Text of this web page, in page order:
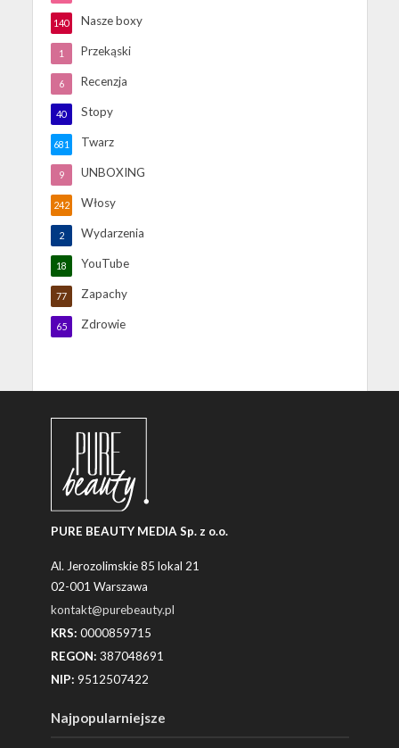
Nasze boxy
140
Przekąski
1
Recenzja
6
Stopy
40
Twarz
681
UNBOXING
9
Włosy
242
Wydarzenia
2
YouTube
18
Zapachy
77
Zdrowie
65
PURE BEAUTY MEDIA Sp. z o.o.
Al. Jerozolimskie 85 lokal 21
02-001 Warszawa
kontakt@purebeauty.pl
KRS: 0000859715
REGON: 387048691
NIP: 9512507422
Najpopularniejsze